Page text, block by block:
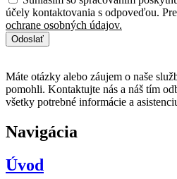
účely kontaktovania s odpoveďou.
ochrane osobných údajov.
Odoslať
Máte otázky alebo záujem o naše
pomohli. Kontaktujte nás a náš tím
všetky potrebné informácie a
Navigácia
Úvod